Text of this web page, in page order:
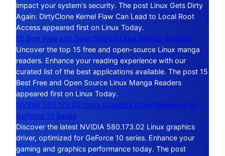
impact your system's security. The post Linux Gets Dirty
Again: DirtyClone Kernel Flaw Can Lead to Local Root
Access appeared first on Linux Today.
15 Best Free and Open Source Linux Manga Readers
Uncover the top 15 free and open-source Linux manga
readers. Enhance your reading experience with our
curated list of the best applications available. The post 15
Best Free and Open Source Linux Manga Readers
appeared first on Linux Today.
NVIDIA 580.173.02 Linux Graphics Driver Released for
GeForce 10 Series
Discover the latest NVIDIA 580.173.02 Linux graphics
driver, optimized for GeForce 10 series. Enhance your
gaming and graphics performance today. The post